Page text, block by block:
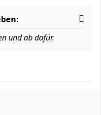
und ab dafür.